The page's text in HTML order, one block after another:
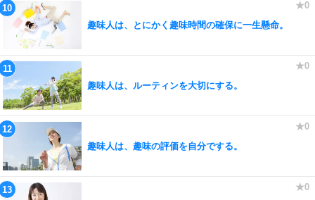
趣味人は、とにかく趣味時間の確保に一生懸命。
趣味人は、ルーティンを大切にする。
趣味人は、趣味の評価を自分でする。